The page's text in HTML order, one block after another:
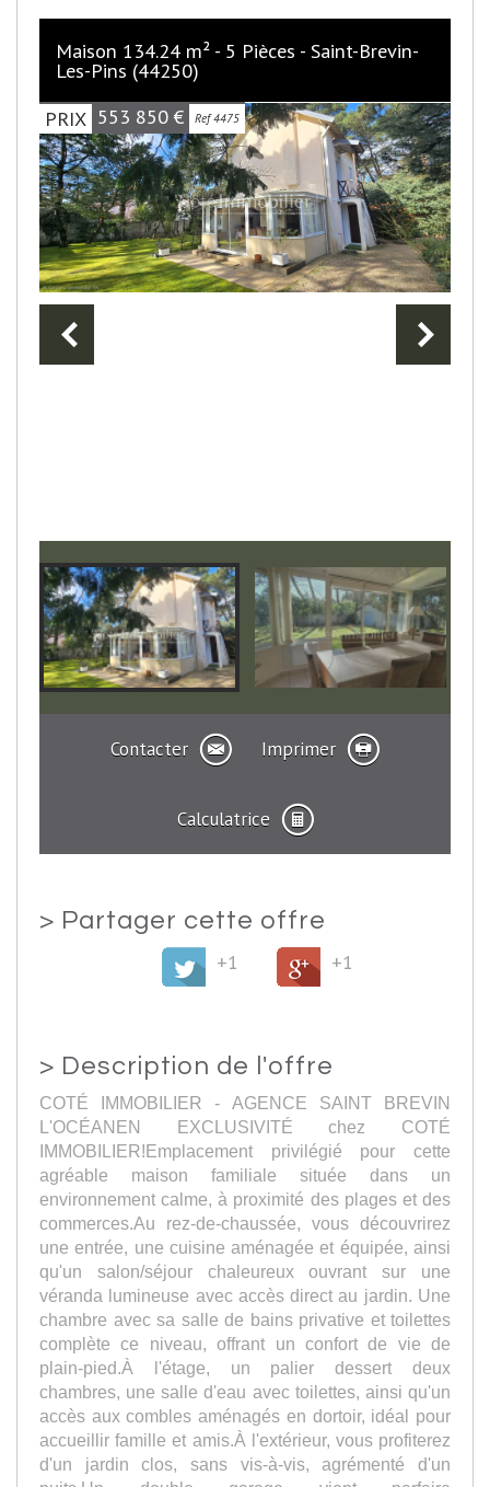
Maison 134.24 m² - 5 Pièces - Saint-Brevin-
Les-Pins (44250)
PRIX 553 850 € Ref 4475
Contacter Imprimer
Calculatrice
> Partager cette offre
+1
+1
> Description de l'offre
COTÉ IMMOBILIER - AGENCE SAINT BREVIN
L'OCÉANEN EXCLUSIVITÉ chez COTÉ
IMMOBILIER!Emplacement privilégié pour cette
agréable maison familiale située dans un
environnement calme, à proximité des plages et des
commerces.Au rez-de-chaussée, vous découvrirez
une entrée, une cuisine aménagée et équipée, ainsi
qu'un salon/séjour chaleureux ouvrant sur une
véranda lumineuse avec accès direct au jardin. Une
chambre avec sa salle de bains privative et toilettes
complète ce niveau, offrant un confort de vie de
plain-pied.À l'étage, un palier dessert deux
chambres, une salle d'eau avec toilettes, ainsi qu'un
accès aux combles aménagés en dortoir, idéal pour
accueillir famille et amis.À l'extérieur, vous profiterez
d'un jardin clos, sans vis-à-vis, agrémenté d'un